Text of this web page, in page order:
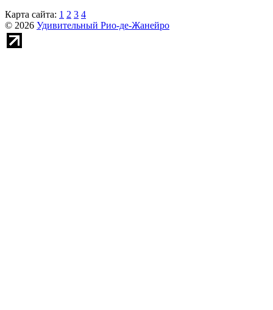
Карта сайта: 1 2 3 4
© 2026 Удивительный Рио-де-Жанейро